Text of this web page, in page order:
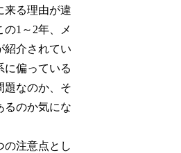
来る理由が違
の1～2年、メ
紹介されてい
に偏っている
題なのか、そ
るのか気にな
注意点とし